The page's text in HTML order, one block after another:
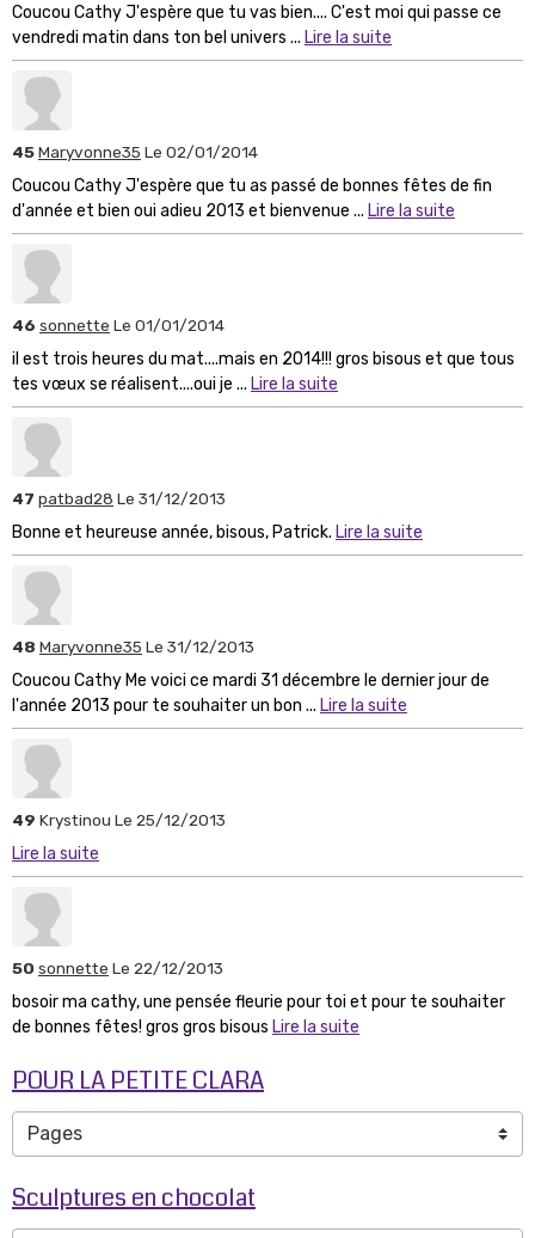
Coucou Cathy J'espère que tu vas bien.... C'est moi qui passe ce
vendredi matin dans ton bel univers ... Lire la suite
45Maryvonne35 Le 02/01/2014
Coucou Cathy J'espère que tu as passé de bonnes fêtes de fin
d'année et bien oui adieu 2013 et bienvenue ... Lire la suite
46 sonnette Le 01/01/2014
il est trois heures du mat....mais en 2014!!! gros bisous et que tous
tes vœux se réalisent....oui je ... Lire la suite
47 patbad28 Le 31/12/2013
Bonne et heureuse année, bisous, Patrick. Lire la suite
48 Maryvonne35 Le 31/12/2013
Coucou Cathy Me voici ce mardi 31 décembre le dernier jour de
l'année 2013 pour te souhaiter un bon ... Lire la suite
49 Krystinou Le 25/12/2013
Lire la suite
50 sonnette Le 22/12/2013
bosoir ma cathy, une pensée fleurie pour toi et pour te souhaiter
de bonnes fêtes! gros gros bisous Lire la suite
POUR LA PETITE CLARA
Sculptures en chocolat